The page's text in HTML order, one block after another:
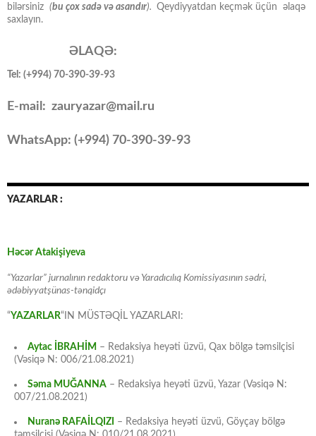
bilərsiniz (bu çox sadə və asandır). Qeydiyyatdan keçmək üçün əlaqə
saxlayın.
ƏLAQƏ:
Tel: (+994) 70-390-39-93
E-mail: zauryazar@mail.ru
WhatsApp: (+994) 70-390-39-93
YAZARLAR :
Həcər Atakişiyeva
“Yazarlar” jurnalının redaktoru və Yaradıcılıq Komissiyasının sədri,
ədəbiyyatşünas-tənqidçı
“YAZARLAR“IN MÜSTƏQİL YAZARLARI:
Aytac İBRAHİM – Redaksiya heyəti üzvü, Qax bölgə təmsilçisi
(Vəsiqə N: 006/21.08.2021)
Səma MUĞANNA – Redaksiya heyəti üzvü, Yazar (Vəsiqə N:
007/21.08.2021)
Nuranə RAFAİLQIZI
– Redaksiya heyəti üzvü, Göyçay bölgə